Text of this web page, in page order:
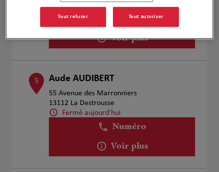
Ouvert sur rdv 09:00 - 12:30
Numéro
Voir plus
5 Aude AUDIBERT
55 Avenue des Marronniers
13112 La Destrousse
Fermé aujourd'hui
Numéro
Voir plus
Tout refuser Tout autoriser